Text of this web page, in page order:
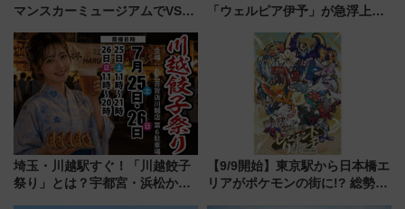
マンスカーミュージアムでVSE
15日スタート
「ウェルピア伊予」が急浮上！
で探る鉄道アクセスの未来
埼玉・川越駅すぐ！「川越餃子
祭り」とは？宇都宮・浜松から
【9/9開始】東京駅から日本橋エ
リアがポケモンの街に!? 総勢